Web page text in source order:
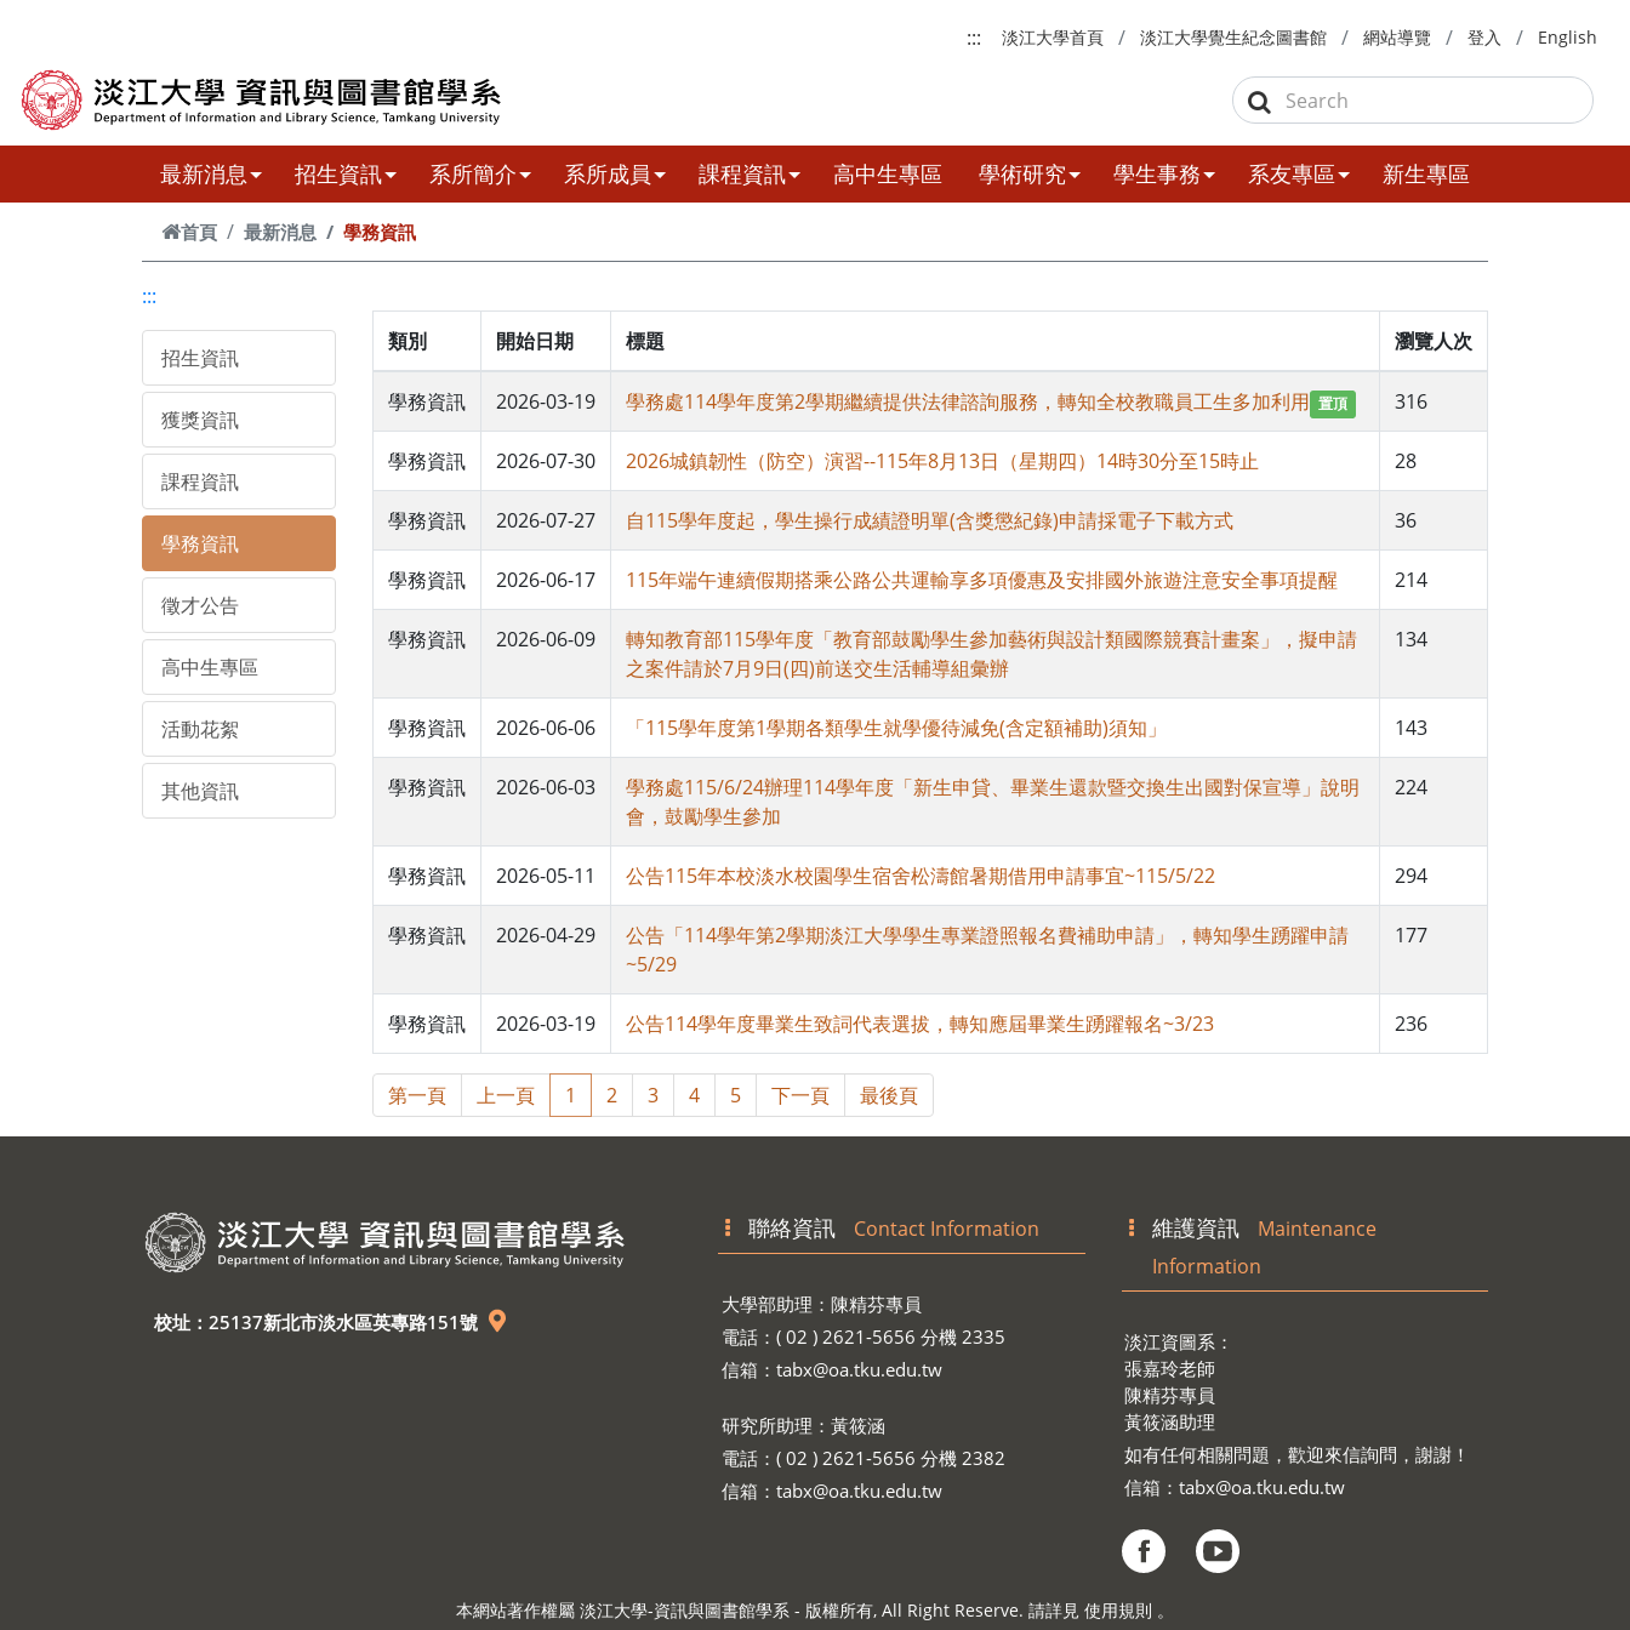
:::
淡江大學首頁 淡江大學覺生紀念圖書館 網站導覽 登入 English
最新消息 招生資訊 系所簡介 系所成員 課程資訊 高中生專區 學術研究 學生事務 系友專區 新生專區
首頁 最新消息 學務資訊
:::
招生資訊
獲獎資訊
課程資訊
學務資訊
徵才公告
高中生專區
活動花絮
其他資訊
類別 開始日期 標題 瀏覽人次
學務資訊 2026-03-19 學務處114學年度第2學期繼續提供法律諮詢服務，轉知全校教職員工生多加利用 置頂 316
學務資訊 2026-07-30 2026城鎮韌性（防空）演習--115年8月13日（星期四）14時30分至15時止 28
學務資訊 2026-07-27 自115學年度起，學生操行成績證明單(含獎懲紀錄)申請採電子下載方式 36
學務資訊 2026-06-17 115年端午連續假期搭乘公路公共運輸享多項優惠及安排國外旅遊注意安全事項提醒 214
學務資訊 2026-06-09
轉知教育部115學年度「教育部鼓勵學生參加藝術與設計類國際競賽計畫案」，擬申請
之案件請於7月9日(四)前送交生活輔導組彙辦
134
學務資訊 2026-06-06 「115學年度第1學期各類學生就學優待減免(含定額補助)須知」 143
學務資訊 2026-06-03
學務處115/6/24辦理114學年度「新生申貸、畢業生還款暨交換生出國對保宣導」說明
會，鼓勵學生參加
224
學務資訊 2026-05-11 公告115年本校淡水校園學生宿舍松濤館暑期借用申請事宜~115/5/22 294
學務資訊 2026-04-29
公告「114學年第2學期淡江大學學生專業證照報名費補助申請」，轉知學生踴躍申請
~5/29
177
學務資訊 2026-03-19 公告114學年度畢業生致詞代表選拔，轉知應屆畢業生踴躍報名~3/23 236
第一頁 上一頁 1 2 3 4 5 下一頁 最後頁
校址：25137新北市淡水區英專路151號
聯絡資訊 Contact Information
大學部助理：陳精芬專員
電話：( 02 ) 2621-5656 分機 2335
信箱： tabx@oa.tku.edu.tw
研究所助理：黃筱涵
電話：( 02 ) 2621-5656 分機 2382
信箱： tabx@oa.tku.edu.tw
維護資訊
Maintenance
Information
淡江資圖系：
張嘉玲老師
陳精芬專員
黃筱涵助理
如有任何相關問題，歡迎來信詢問，謝謝！
信箱： tabx@oa.tku.edu.tw
本網站著作權屬 淡江大學-資訊與圖書館學系 - 版權所有, All Right Reserve. 請詳見 使用規則 。